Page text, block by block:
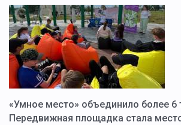
«Умное место» объединило более 6
Передвижная площадка стала